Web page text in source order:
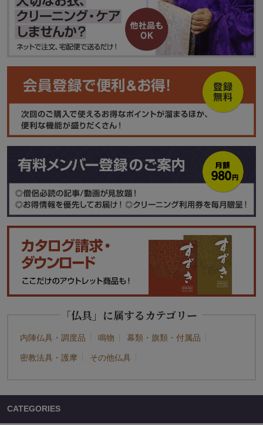
「仏具」に属するカテゴリー
内陣仏具・調度品 鳴物 幕類・旗類・付属品
密教法具・護摩 その他仏具
CATEGORIES